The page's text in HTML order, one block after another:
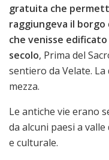
gratuita che
raggiungeva il borgo
che venisse edificato
secolo, Prima del
sentiero da Velate.
mezza.
Le antiche vie erano
da alcuni paesi a
e culturale.